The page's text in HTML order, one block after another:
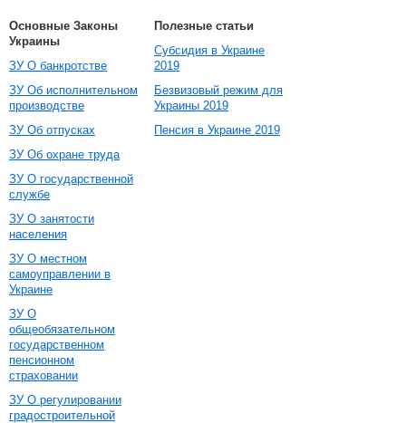
Основные Законы
Украины
ЗУ О банкротстве
ЗУ Об исполнительном
производстве
ЗУ Об отпусках
ЗУ Об охране труда
ЗУ О государственной
службе
ЗУ О занятости
населения
ЗУ О местном
самоуправлении в
Украине
ЗУ О
общеобязательном
государственном
пенсионном
страховании
ЗУ О регулировании
градостроительной
Полезные статьи
Субсидия в Украине
2019
Безвизовый режим для
Украины 2019
Пенсия в Украине 2019